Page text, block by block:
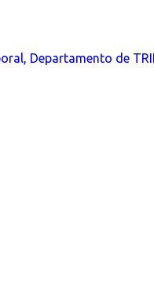
Departamento de